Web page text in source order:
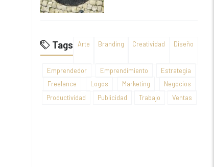
Tags Arte Branding Creatividad Diseño
Emprendedor Emprendimiento
Estrategia
Freelance
Logos Marketing
Negocios
Productividad
Publicidad Trabajo Ventas